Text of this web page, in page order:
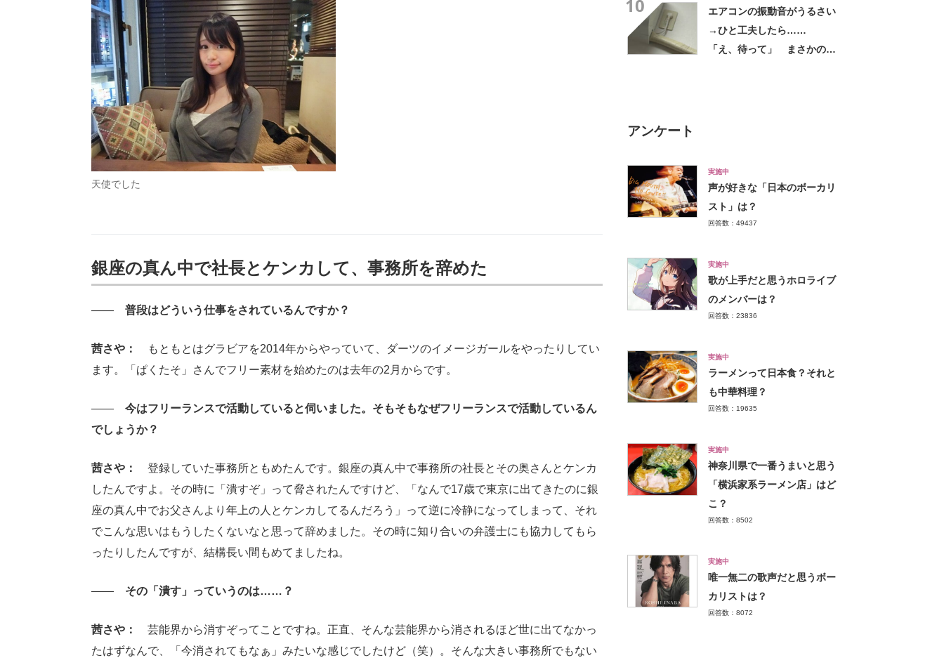
天使でした
銀座の真ん中で社長とケンカして、事務所を辞めた
―― 普段はどういう仕事をされているんですか？
茜さや：
もともとはグラビアを2014年からやっていて、ダーツのイメージガールをやったりしてい
ます。「ぱくたそ」さんでフリー素材を始めたのは去年の2月からです。
―― 今はフリーランスで活動していると伺いました。そもそもなぜフリーランスで活動しているん
でしょうか？
茜さや：
登録していた事務所ともめたんです。銀座の真ん中で事務所の社長とその奥さんとケンカ
したんですよ。その時に「潰すぞ」って脅されたんですけど、「なんで17歳で東京に出てきたのに銀
座の真ん中でお父さんより年上の人とケンカしてるんだろう」って逆に冷静になってしまって、それ
でこんな思いはもうしたくないなと思って辞めました。その時に知り合いの弁護士にも協力してもら
ったりしたんですが、結構長い間もめてましたね。
―― その「潰す」っていうのは……？
茜さや：
芸能界から消すぞってことですね。正直、そんな芸能界から消されるほど世に出てなかっ
たはずなんで、「今消されてもなぁ」みたいな感じでしたけど（笑）。そんな大きい事務所でもない
10
エアコンの振動音がうるさい
→ひと工夫したら……
「え、待って」 まさかの光
アンケート
実施中
声が好きな「日本のボーカリ
スト」は？
回答数：49437
実施中
歌が上手だと思うホロライブ
のメンバーは？
回答数：23836
実施中
ラーメンって日本食？それと
も中華料理？
回答数：19635
実施中
神奈川県で一番うまいと思う
「横浜家系ラーメン店」はど
こ？
回答数：8502
実施中
唯一無二の歌声だと思うボー
カリストは？
回答数：8072